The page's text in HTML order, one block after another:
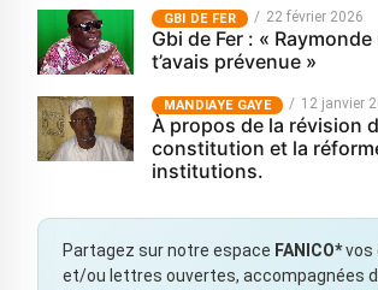
GBI DE FER 22 février 2026
Gbi de Fer : «
t’avais prévenue »
MANDIAYE GAYE 12 janvier
À propos de la révision
constitution et la
institutions.
Partagez sur notre espace FANICO*vos
et/ou lettres ouvertes, accompagnées